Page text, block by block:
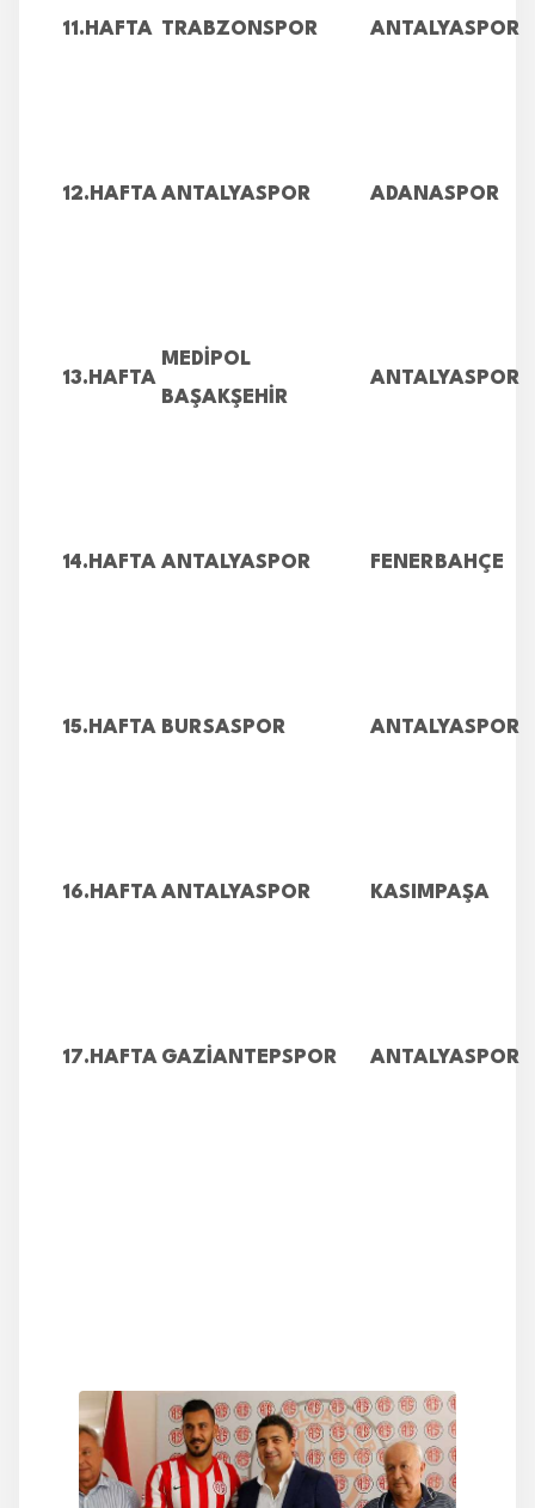
11.HAFTA TRABZONSPOR ANTALYASPOR
12.HAFTAANTALYASPOR ADANASPOR
13.HAFTA
MEDİPOL
BAŞAKŞEHİR
ANTALYASPOR
14.HAFTA ANTALYASPOR FENERBAHÇE
15.HAFTA BURSASPOR ANTALYASPOR
16.HAFTAANTALYASPOR KASIMPAŞA
17.HAFTA GAZİANTEPSPOR ANTALYASPOR